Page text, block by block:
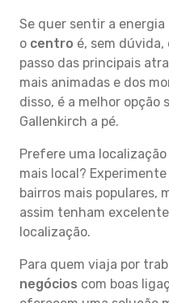
Se quer sentir a
o centro é, sem dúvida,
passo das principais
mais animadas e dos
disso, é a melhor opção
Gallenkirch a pé.
Prefere uma
mais local?
bairros mais populares,
assim tenham
localização.
Para quem viaja por
negócios com boas